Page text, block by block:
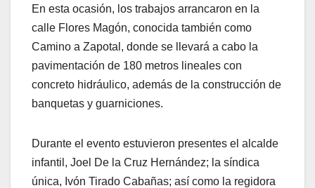
En esta ocasión, los trabajos arrancaron en la
calle Flores Magón, conocida también como
Camino a Zapotal, donde se llevará a cabo la
pavimentación de 180 metros lineales con
concreto hidráulico, además de la construcción de
banquetas y guarniciones.
Durante el evento estuvieron presentes el alcalde
infantil, Joel De la Cruz Hernández; la síndica
única, Ivón Tirado Cabañas; así como la regidora